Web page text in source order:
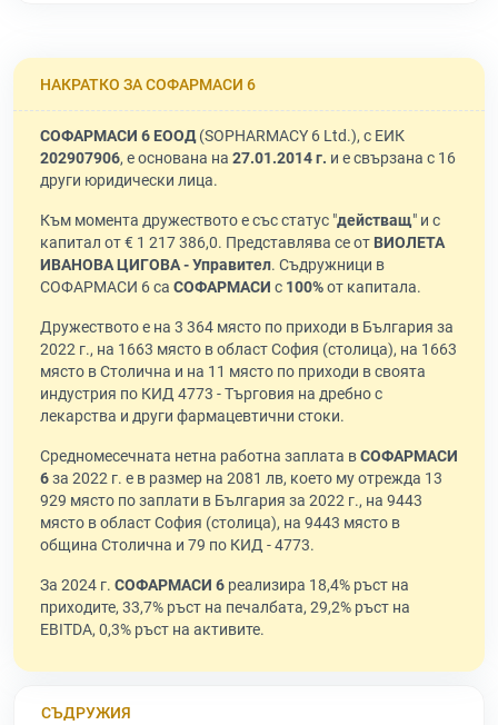
НАКРАТКО ЗА СОФАРМАСИ 6
СОФАРМАСИ 6 ЕООД(SOPHARMACY 6 Ltd.), с ЕИК
202907906, е основана на 27.01.2014 г. и е свързана с 16
други юридически лица.
Към момента дружеството е със статус "действащ" и с
капитал от € 1 217 386,0. Представлява се от ВИОЛЕТА
ИВАНОВА ЦИГОВА - Управител. Съдружници в
СОФАРМАСИ 6 са СОФАРМАСИ с 100%от капитала.
Дружеството е на 3 364 място по приходи в България за
2022 г., на 1663 място в област София (столица), на 1663
място в Столична и на 11 място по приходи в своята
индустрия по КИД 4773 - Търговия на дребно с
лекарства и други фармацевтични стоки.
Средномесечната нетна работна заплата вСОФАРМАСИ
6за 2022 г. е в размер на 2081 лв, което му отрежда 13
929 място по заплати в България за 2022 г., на 9443
място в област София (столица), на 9443 място в
община Столична и 79 по КИД - 4773.
За 2024 г. СОФАРМАСИ 6 реализира 18,4% ръст на
приходите, 33,7% ръст на печалбата, 29,2% ръст на
EBITDA, 0,3% ръст на активите.
СЪДРУЖИЯ